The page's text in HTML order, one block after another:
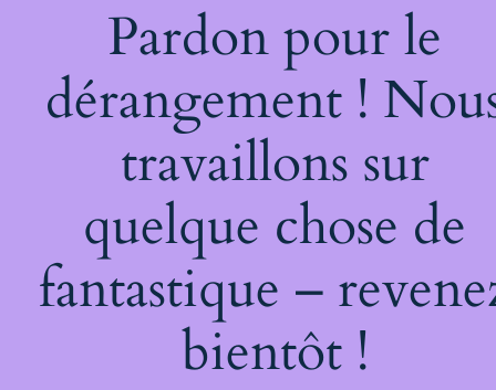
Pardon pour le
dérangement !
travaillons sur
quelque chose de
fantastique –
bientôt !